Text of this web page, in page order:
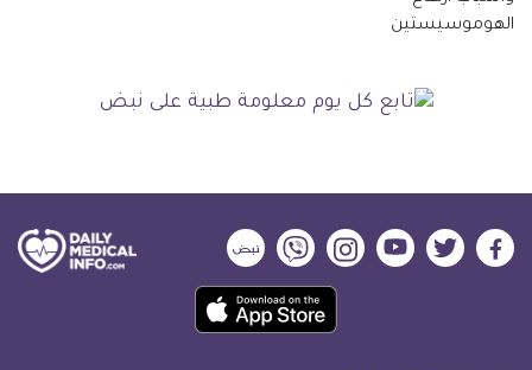
ديلي
ديلي
ديلي
ميديكال
ديلي
ميديكال
انفو
ديلي
ميديكال
انفو
ديلي
ميديكال
انفو
حمل
تطبيق